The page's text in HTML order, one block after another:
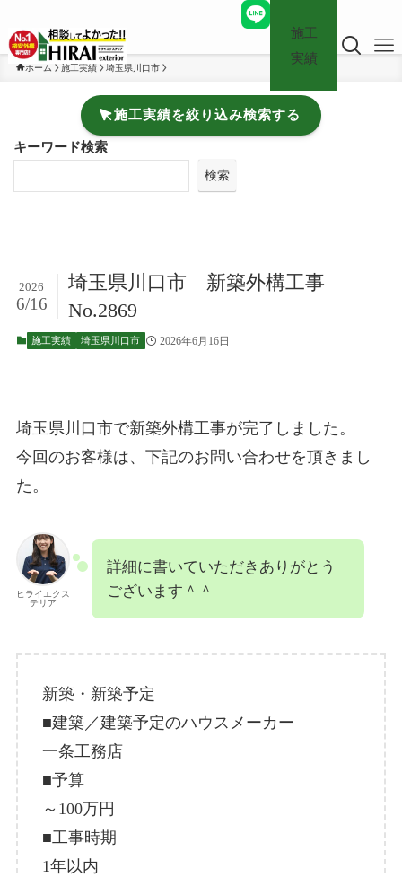
施工
実績
ホーム 施工実績 埼玉県川口市
施工実績を絞り込み検索する
キーワード検索
検索
埼玉県川口市 新築外構工事
No.2869
2026
6/16
施工実績 埼玉県川口市 2026年6月16日
埼玉県川口市で新築外構工事が完了しました。
今回のお客様は、下記のお問い合わせを頂きまし
た。
ヒライエクス
テリア
詳細に書いていただきありがとう
ございます＾＾
新築・新築予定
■建築／建築予定のハウスメーカー
一条工務店
■予算
～100万円
■工事時期
1年以内